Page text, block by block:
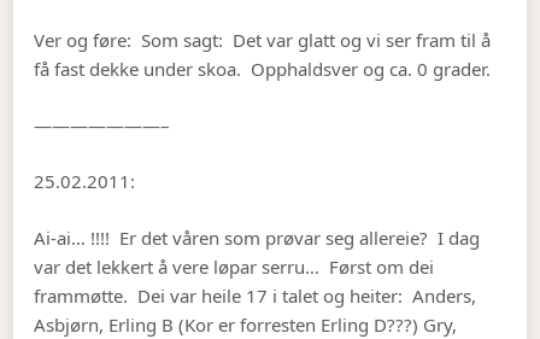
Ver og føre: Som sagt: Det var glatt og vi ser fram til å
få fast dekke under skoa. Opphaldsver og ca. 0 grader.
———————–
25.02.2011:
Ai-ai… !!!! Er det våren som prøvar seg allereie? I dag
var det lekkert å vere løpar serru… Først om dei
frammøtte. Dei var heile 17 i talet og heiter: Anders,
Asbjørn, Erling B (Kor er forresten Erling D???) Gry,